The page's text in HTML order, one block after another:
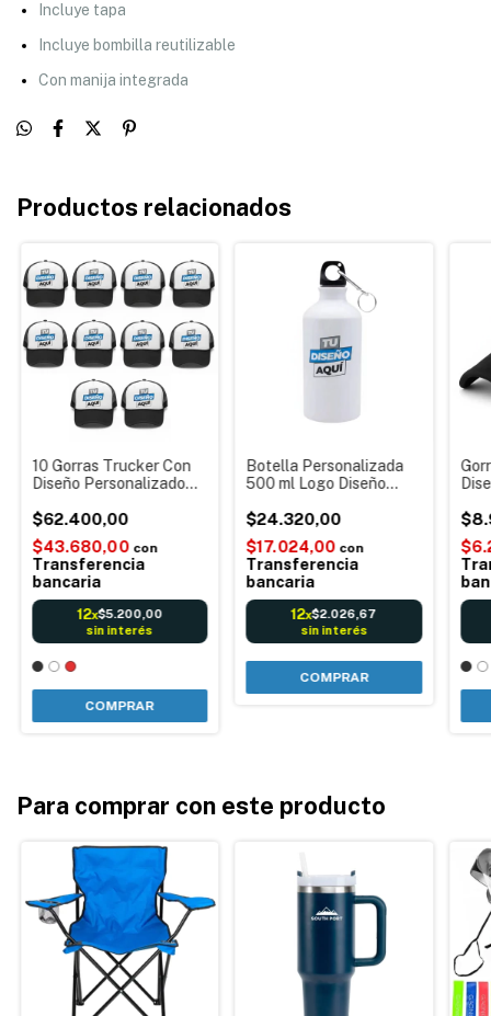
Incluye tapa
Incluye bombilla reutilizable
Con manija integrada
Productos relacionados
10 Gorras Trucker Con
Diseño Personalizado
Unidad Talle Regulable
$62.400,00
$43.680,00 con
Transferencia
bancaria
12x$5.200,00
sin interés
COMPRAR
Botella Personalizada
500 ml Logo Diseño
$24.320,00
$17.024,00 con
Transferencia
bancaria
12x$2.026,67
sin interés
COMPRAR
Para comprar con este producto